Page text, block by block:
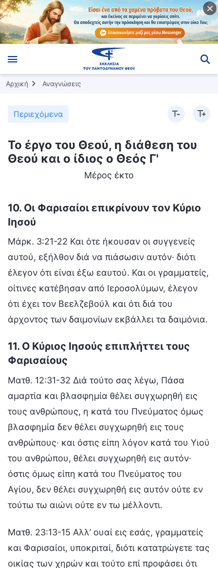
Αρχική Αναγνώσεις
Περιεχόμενα
Το έργο του Θεού, η διάθεση του
Θεού και ο ίδιος ο Θεός Γ'
Μέρος έκτο
10. Οι Φαρισαίοι επικρίνουν τον Κύριο
Ιησού
Μάρκ. 3:21-22 Και ότε ήκουσαν οι συγγενείς
αυτού, εξήλθον διά να πιάσωσιν αυτόν· διότι
έλεγον ότι είναι έξω εαυτού. Και οι γραμματείς,
οίτινες κατέβησαν από Ιεροσολύμων, έλεγον
ότι έχει τον Βεελζεβούλ και ότι διά του
άρχοντος των δαιμονίων εκβάλλει τα δαιμόνια.
11. Ο Κύριος Ιησούς επιπλήττει τους
Φαρισαίους
Ματθ. 12:31-32 Διά τούτο σας λέγω, Πάσα
αμαρτία και βλασφημία θέλει συγχωρηθή εις
τους ανθρώπους, η κατά του Πνεύματος όμως
βλασφημία δεν θέλει συγχωρηθή εις τους
ανθρώπους· και όστις είπη λόγον κατά του Υιού
του ανθρώπου, θέλει συγχωρηθή εις αυτόν·
όστις όμως είπη κατά του Πνεύματος του
Αγίου, δεν θέλει συγχωρηθή εις αυτόν ούτε εν
τούτω τω αιώνι ούτε εν τω μέλλοντι.
Ματθ. 23:13-15 Αλλ’ ουαί εις εσάς, γραμματείς
και Φαρισαίοι, υποκριταί, διότι κατατρώγετε τας
οικίας των χηρών και τούτο επί προφάσει ότι